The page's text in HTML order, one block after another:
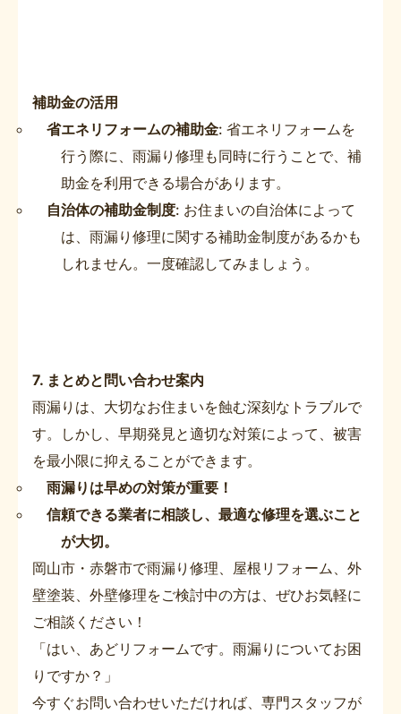
補助金の活用
省エネリフォームの補助金: 省エネリフォームを
行う際に、雨漏り修理も同時に行うことで、補
助金を利用できる場合があります。
自治体の補助金制度: お住まいの自治体によって
は、雨漏り修理に関する補助金制度があるかも
しれません。一度確認してみましょう。
7. まとめと問い合わせ案内
雨漏りは、大切なお住まいを蝕む深刻なトラブルで
す。しかし、早期発見と適切な対策によって、被害
を最小限に抑えることができます。
雨漏りは早めの対策が重要！
信頼できる業者に相談し、最適な修理を選ぶこと
が大切。
岡山市・赤磐市で雨漏り修理、屋根リフォーム、外
壁塗装、外壁修理をご検討中の方は、ぜひお気軽に
ご相談ください！
「はい、あどリフォームです。雨漏りについてお困
りですか？」
今すぐお問い合わせいただければ、専門スタッフが